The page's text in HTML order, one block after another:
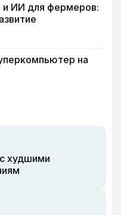
и ИИ для фермеров:
на
худшими